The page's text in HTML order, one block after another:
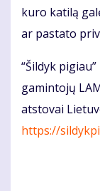
kuro katilą
ar pastato
“Šildyk
gamintojų
atstovai
https://